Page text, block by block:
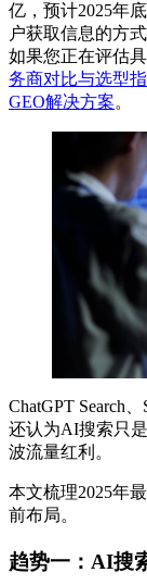
亿，预计2025年
户获取信息的方
如果您正在评估
务商对比与选型
GEO解决方案。
ChatGPT Search
还认为AI搜索只
波流量红利。
本文梳理2025年
前布局。
趋势一：AI搜